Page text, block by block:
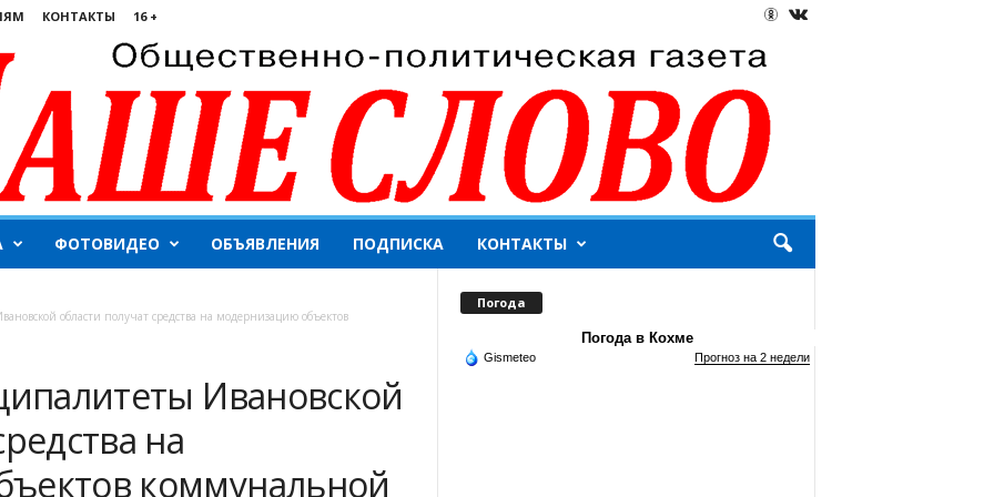
КОНТАКТЫ 16 +
ФОТОВИДЕО ОБЪЯВЛЕНИЯ ПОДПИСКА КОНТАКТЫ
области получат средства на модернизацию объектов
Ивановской
на
коммунальной
Погода
Погода в Кохме
Gismeteo Прогноз на 2 недели